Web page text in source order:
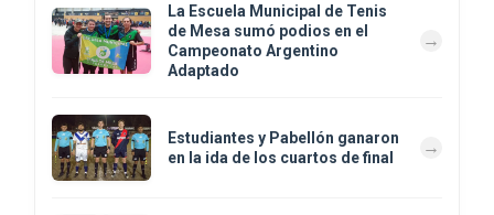
La Escuela Municipal de Tenis
de Mesa sumó podios en el
Campeonato Argentino
Adaptado
Estudiantes y Pabellón ganaron
en la ida de los cuartos de final